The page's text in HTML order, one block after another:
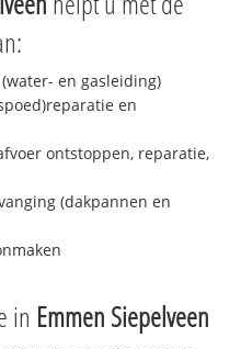
en gasleiding)
en
ontstoppen, reparatie,
(dakpannen en
in Emmen Siepelveen